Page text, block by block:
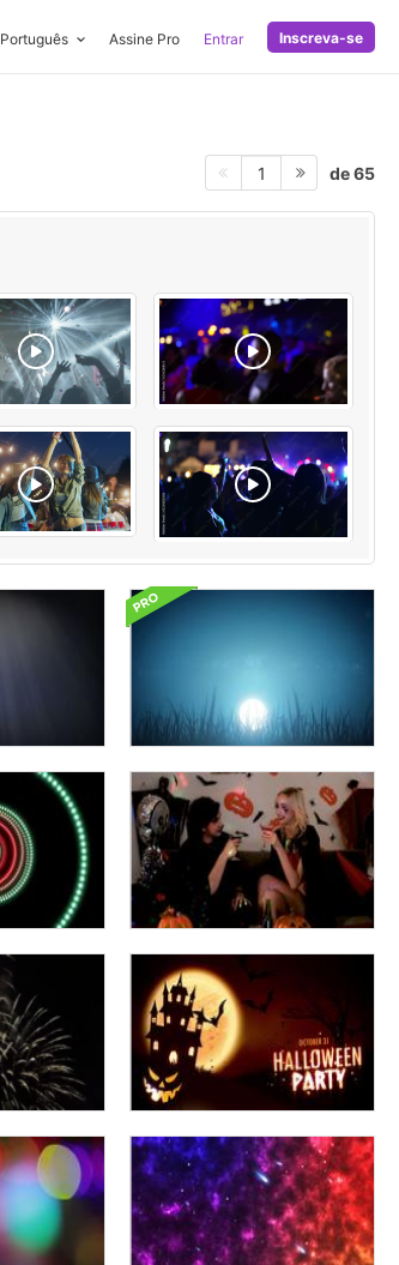
Português Assine Pro Entrar Inscreva-se
1 de 65